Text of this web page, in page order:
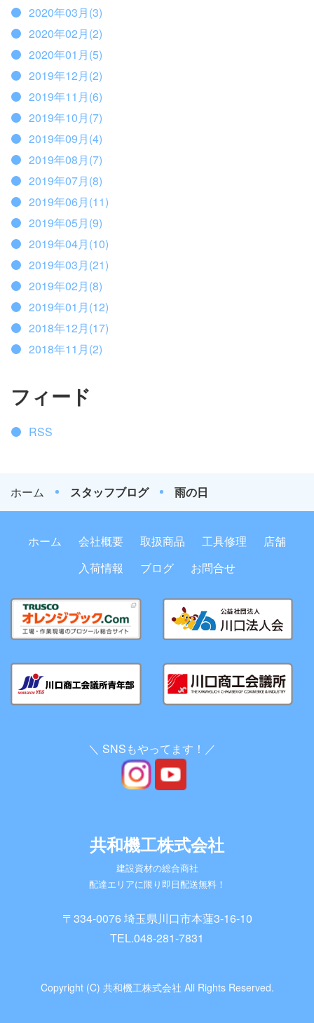
2020年03月(3)
2020年02月(2)
2020年01月(5)
2019年12月(2)
2019年11月(6)
2019年10月(7)
2019年09月(4)
2019年08月(7)
2019年07月(8)
2019年06月(11)
2019年05月(9)
2019年04月(10)
2019年03月(21)
2019年02月(8)
2019年01月(12)
2018年12月(17)
2018年11月(2)
フィード
RSS
ホーム スタッフブログ 雨の日
ホーム 会社概要 取扱商品 工具修理
店舗
入荷情報
ブログ お問合せ
＼ SNSもやってます！／
共和機工株式会社
建設資材の総合商社
配達エリアに限り即日配送無料！
〒334-0076 埼玉県川口市本蓮3-16-10
TEL.048-281-7831
Copyright (C) 共和機工株式会社 All Rights Reserved.